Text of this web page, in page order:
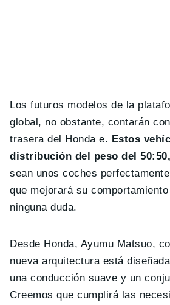
Los futuros modelos de la
global, no obstante, contarán
trasera del Honda e. Estos
distribución del peso del 50:50,
sean unos coches
que mejorará su
ninguna duda.
Desde Honda, Ayumu Matsuo,
nueva arquitectura está
una conducción suave y un
Creemos que cumplirá las